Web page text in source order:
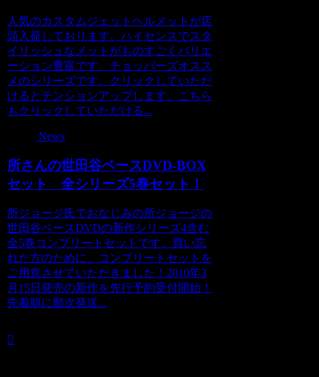
人気のカスタムジェットヘルメットが店
頭入荷しております。ハイセンスでスタ
イリッシュなメットがものすごくバリエ
ーション豊富です。チョッパーズオスス
メのシリーズです。クリックしていただ
けるとテンションアップします。こちら
もクリックしていただける...
News
所さんの世田谷ベースDVD-BOX
セット 全シリーズ5巻セット！
所ジョージ氏でおなじみの所ジョージの
世田谷ベースDVDの新作シリーズ4含む
全5巻コンプリートセットです。買い忘
れた方のために、コンプリートセットを
ご用意させていただきました！2010年3
月15日発売の新作を先行予約受付開始！
先着順に順次発送...